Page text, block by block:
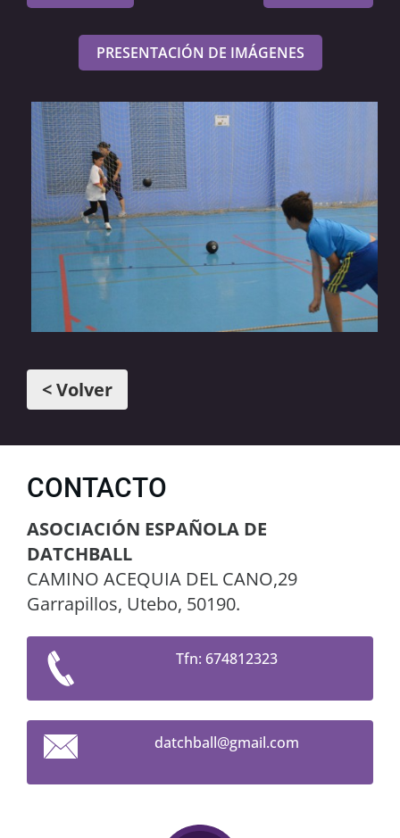
PRESENTACIÓN DE IMÁGENES
< Volver
CONTACTO
ASOCIACIÓN ESPAÑOLA DE
DATCHBALL
CAMINO ACEQUIA DEL CANO,29
Garrapillos, Utebo, 50190.
Tfn: 674812323
datchball@gmail.com